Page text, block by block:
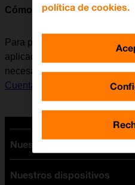
Cómo instalar Instagram
Para poder utilizar Instagram,
aplicación en el móvil. Antes
necesarioconfigurar el móvil
Cuenta de Apple en el móvil.
Nuestras tarifas
Tarifas Orange
Nuestros dispositivos
política de cookies.